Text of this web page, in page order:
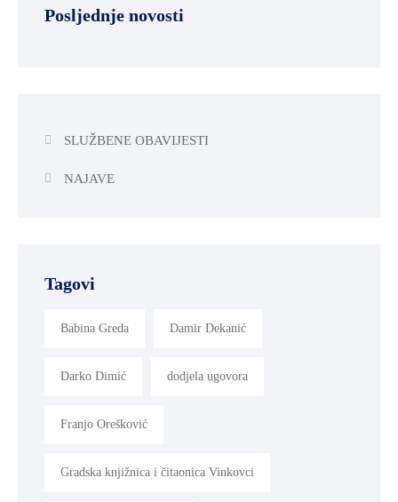
Posljednje novosti
SLUŽBENE OBAVIJESTI
NAJAVE
Tagovi
Babina Greda Damir Dekanić
Darko Dimić dodjela ugovora
Franjo Orešković
Gradska knjižnica i čitaonica Vinkovci